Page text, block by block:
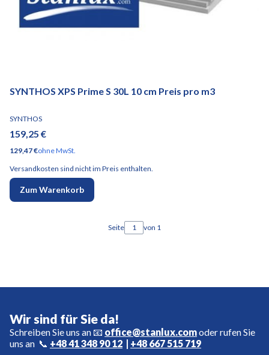
SYNTHOS XPS Prime S 30L 10 cm Preis pro m3
HERSTELLER
SYNTHOS
Preis
159,25 €
Preis
129,47 €ohne MwSt.
Versandkosten sind nicht im Preis enthalten.
Zum Warenkorb
Seite von 1
Wir sind für Sie da!
Schreiben Sie uns an 📧 office@stanlux.comoder rufen Sie
uns an 📞 +48 41 348 90 12 | +48 667 515 719